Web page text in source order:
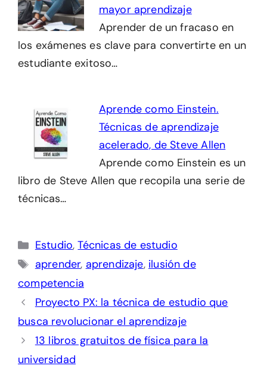
mayor aprendizaje
Aprender de un fracaso en
los exámenes es clave para convertirte en un
estudiante exitoso…
Aprende como Einstein.
Técnicas de aprendizaje
acelerado, de Steve Allen
Aprende como Einstein es un
libro de Steve Allen que recopila una serie de
técnicas…
Categorías
Estudio,Técnicas de estudio
Etiquetas
aprender, aprendizaje, ilusión de
competencia
Proyecto PX: la técnica de estudio que
busca revolucionar el aprendizaje
13 libros gratuitos de física para la
universidad